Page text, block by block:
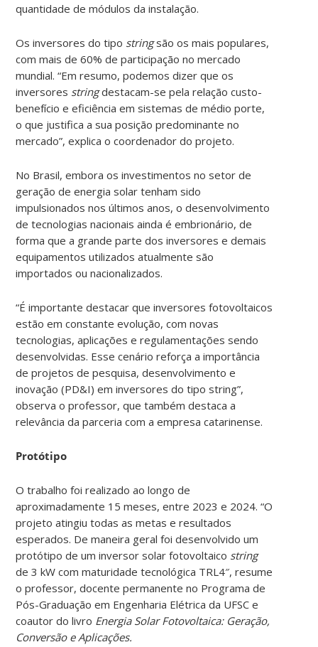
quantidade de módulos da instalação.
Os inversores do tipo stringsão os mais populares,
com mais de 60% de participação no mercado
mundial. “Em resumo, podemos dizer que os
inversores stringdestacam-se pela relação custo-
benefício e eficiência em sistemas de médio porte,
o que justifica a sua posição predominante no
mercado”, explica o coordenador do projeto.
No Brasil, embora os investimentos no setor de
geração de energia solar tenham sido
impulsionados nos últimos anos, o desenvolvimento
de tecnologias nacionais ainda é embrionário, de
forma que a grande parte dos inversores e demais
equipamentos utilizados atualmente são
importados ou nacionalizados.
“É importante destacar que inversores fotovoltaicos
estão em constante evolução, com novas
tecnologias, aplicações e regulamentações sendo
desenvolvidas. Esse cenário reforça a importância
de projetos de pesquisa, desenvolvimento e
inovação (PD&I) em inversores do tipo string”,
observa o professor, que também destaca a
relevância da parceria com a empresa catarinense.
Protótipo
O trabalho foi realizado ao longo de
aproximadamente 15 meses, entre 2023 e 2024. “O
projeto atingiu todas as metas e resultados
esperados. De maneira geral foi desenvolvido um
protótipo de um inversor solar fotovoltaico string
de 3 kW com maturidade tecnológica TRL4″, resume
o professor, docente permanente no Programa de
Pós-Graduação em Engenharia Elétrica da UFSC e
coautor do livro Energia Solar Fotovoltaica: Geração,
Conversão e Aplicações.